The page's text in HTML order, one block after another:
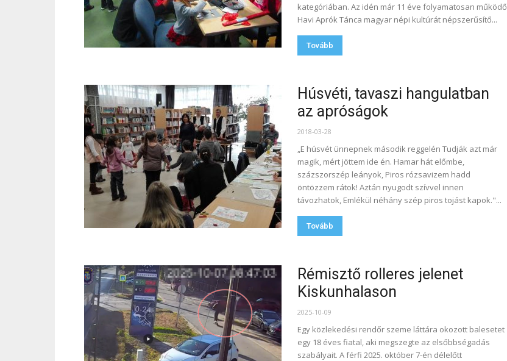
kategóriában. Az idén már 11 éve folyamatosan működő
Havi Aprók Tánca magyar népi kultúrát népszerűsítő...
Tovább
Húsvéti, tavaszi hangulatban
az apróságok
2018-03-28
„E húsvét ünnepnek második reggelén Tudják azt már
magik, mért jöttem ide én. Hamar hát előmbe,
százszorszép leányok, Piros rózsavizem hadd
öntözzem rátok! Aztán nyugodt szívvel innen
távozhatok, Emlékül néhány szép piros tojást kapok."...
Tovább
Rémisztő rolleres jelenet
Kiskunhalason
2025-10-09
Egy közlekedési rendőr szeme láttára okozott balesetet
egy 18 éves fiatal, aki megszegte az elsőbbségadás
szabályait. A férfi 2025. október 7-én délelőtt